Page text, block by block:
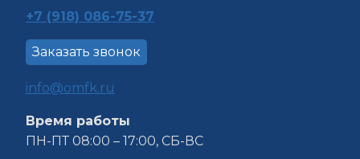
+7 (918) 086-75-37
Заказать звонок
info@omfk.ru
Время работы
ПН-ПТ 08:00 – 17:00, СБ-ВС